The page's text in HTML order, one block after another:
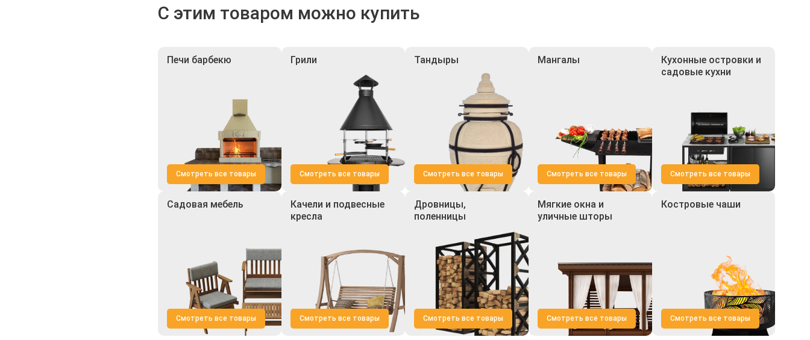
С этим товаром можно купить
Печи барбекю
Смотреть все товары
Грили
Смотреть все товары
Тандыры
Смотреть все товары
Мангалы
Смотреть все товары
Кухонные островки и
садовые кухни
Смотреть все товары
Садовая мебель
Смотреть все товары
Качели и подвесные
кресла
Смотреть все товары
Дровницы,
поленницы
Смотреть все товары
Мягкие окна и
уличные шторы
Смотреть все товары
Костровые чаши
Смотреть все товары